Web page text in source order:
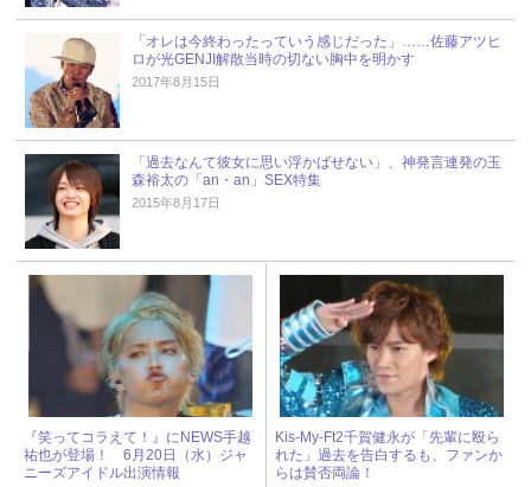
「オレは今終わったっていう感じだった」……佐藤アツヒ
ロが光GENJI解散当時の切ない胸中を明かす
2017年8月15日
「過去なんて彼女に思い浮かばせない」、神発言連発の玉
森裕太の「an・an」SEX特集
2015年8月17日
『笑ってコラえて！』にNEWS手越
祐也が登場！ 6月20日（水）ジャ
ニーズアイドル出演情報
Kis-My-Ft2千賀健永が「先輩に殴ら
れた」過去を告白するも、ファンか
らは賛否両論！